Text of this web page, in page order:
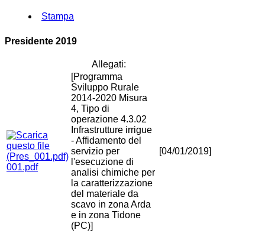
Stampa
Presidente 2019
Allegati:
001.pdf
[Programma
Sviluppo Rurale
2014-2020 Misura
4, Tipo di
operazione 4.3.02
Infrastrutture irrigue
- Affidamento del
servizio per
l'esecuzione di
analisi chimiche per
la caratterizzazione
del materiale da
scavo in zona Arda
e in zona Tidone
(PC)]
[04/01/2019]